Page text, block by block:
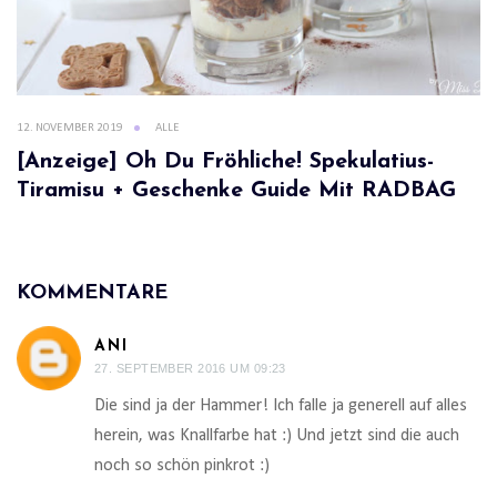
12. NOVEMBER 2019 ALLE
[Anzeige] Oh Du Fröhliche! Spekulatius-
Tiramisu + Geschenke Guide Mit RADBAG
KOMMENTARE
ANI
27. SEPTEMBER 2016 UM 09:23
Die sind ja der Hammer! Ich falle ja generell auf alles
herein, was Knallfarbe hat :) Und jetzt sind die auch
noch so schön pinkrot :)